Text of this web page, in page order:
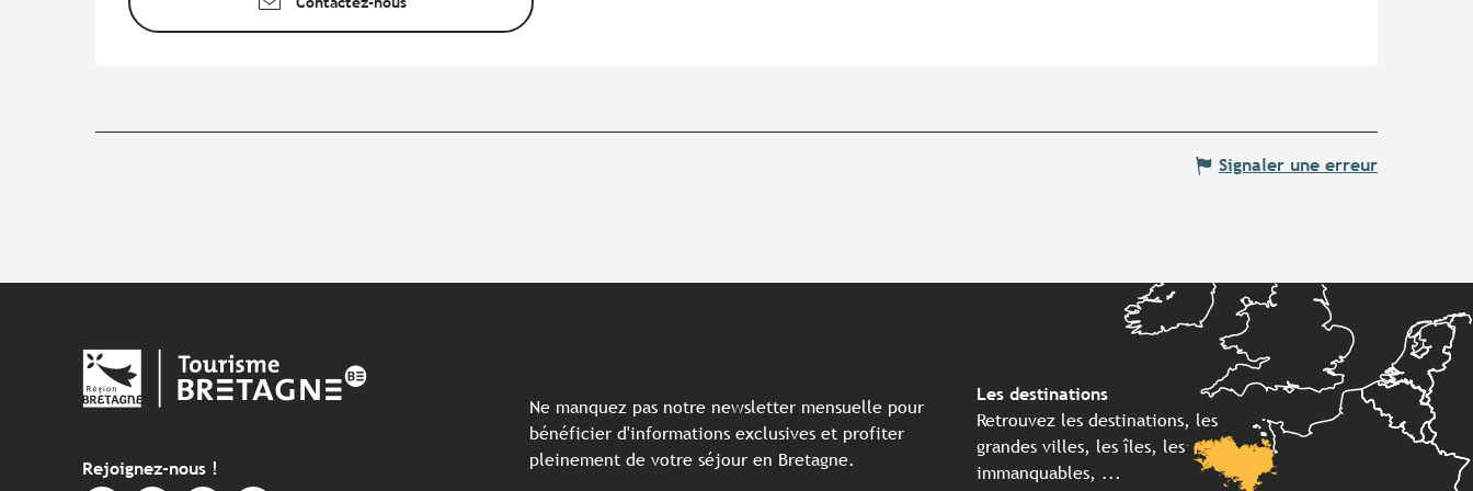
Signaler une erreur
Rejoignez-nous !
Ne manquez pas notre newsletter mensuelle pour
bénéficier d'informations exclusives et profiter
pleinement de votre séjour en Bretagne.
Les destinations
Retrouvez les destinations, les
grandes villes, les îles, les
immanquables, ...